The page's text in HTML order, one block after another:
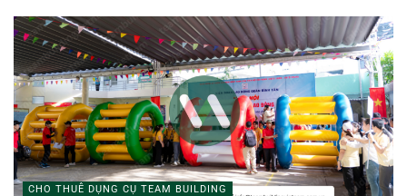
CHO THUÊ DỤNG CỤ TEAM BUILDING